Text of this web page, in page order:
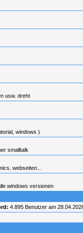
usw. dreht
windows )
smalltalk
webseiten...
windows versionen
4.895 Benutzer am